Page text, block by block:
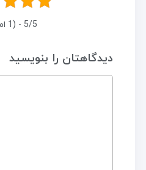
5/5 - (1 امتیاز)
دیدگاهتان را بنویسید